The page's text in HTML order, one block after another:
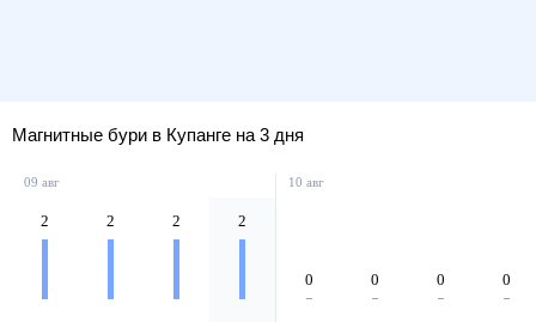
Магнитные бури в Купанге на 3 дня
09 авг
2 2 2 2
10 авг
0 0 0 0